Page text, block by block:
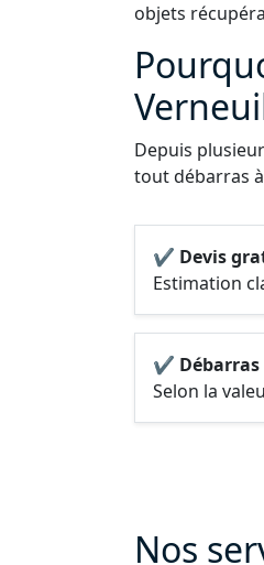
objets
Depuis
tout débarras
✔ Devis
Estimation
✔ Débarras
Selon la
Nos